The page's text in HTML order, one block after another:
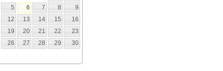
5 6 7 8
9
12 13 14 15
16
19 20 21 22
23
26 27 28 29
30